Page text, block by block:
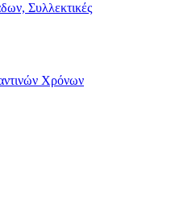
Συλλεκτικές
Χρόνων